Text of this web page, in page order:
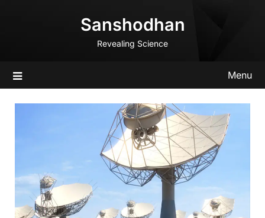
Sanshodhan
Revealing Science
Menu